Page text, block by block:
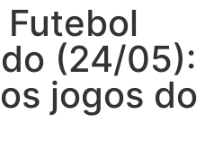
(24/05):
jogos do